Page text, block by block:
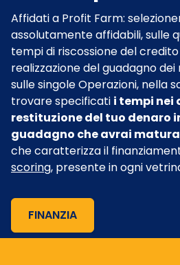
Affidati a Profit Farm:
assolutamente affidabili, sulle
tempi di riscossione del credito
realizzazione del guadagno
sulle singole Operazioni, nella
trovare specificati i tempi nei
restituzione del tuo denaro
guadagno che avrai
che caratterizza il
scoring, presente in ogni
FINANZIA